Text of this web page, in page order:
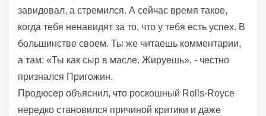
завидовал, а стремился. А сейчас время такое,
когда тебя ненавидят за то, что у тебя есть успех. В
большинстве своем. Ты же читаешь комментарии,
а там: «Ты как сыр в масле. Жируешь», - честно
признался Пригожин.
Продюсер объяснил, что роскошный Rolls-Royce
нередко становился причиной критики и даже